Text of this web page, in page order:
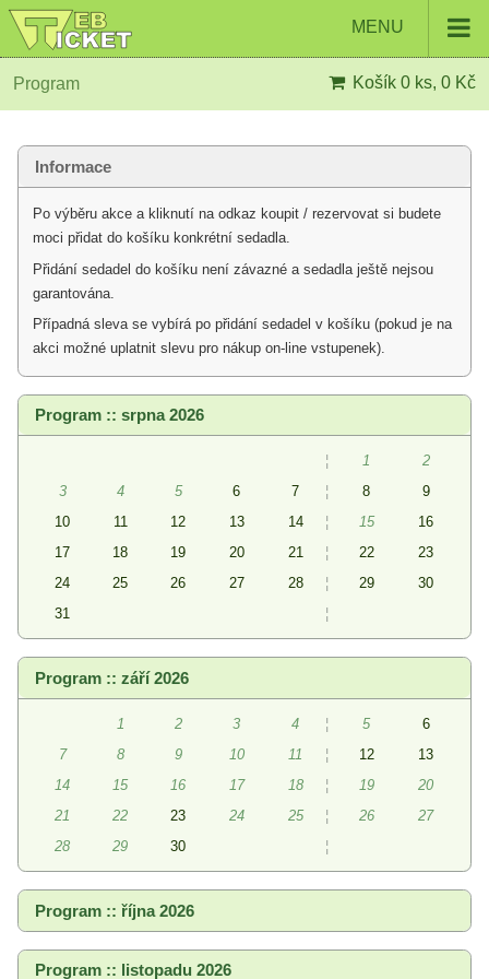
MENU
Program Košík 0 ks, 0 Kč
Informace
Po výběru akce a kliknutí na odkaz koupit / rezervovat si budete
moci přidat do košíku konkrétní sedadla.
Přidání sedadel do košíku není závazné a sedadla ještě nejsou
garantována.
Případná sleva se vybírá po přidání sedadel v košíku (pokud je na
akci možné uplatnit slevu pro nákup on-line vstupenek).
Program :: srpna 2026
¦ 1
2
3
4 5 6 7 ¦ 8
9
10
11 12 13 14 ¦ 15
16
17
18 19 20 21 ¦ 22
23
24
25 26 27 28 ¦ 29
30
31
¦
Program :: září 2026
1 2 3 4 ¦ 5
6
7
8 9 10 11 ¦ 12
13
14
15 16 17 18 ¦ 19
20
21
22 23 24 25 ¦ 26
27
28
29 30 ¦
Program :: října 2026
Program :: listopadu 2026